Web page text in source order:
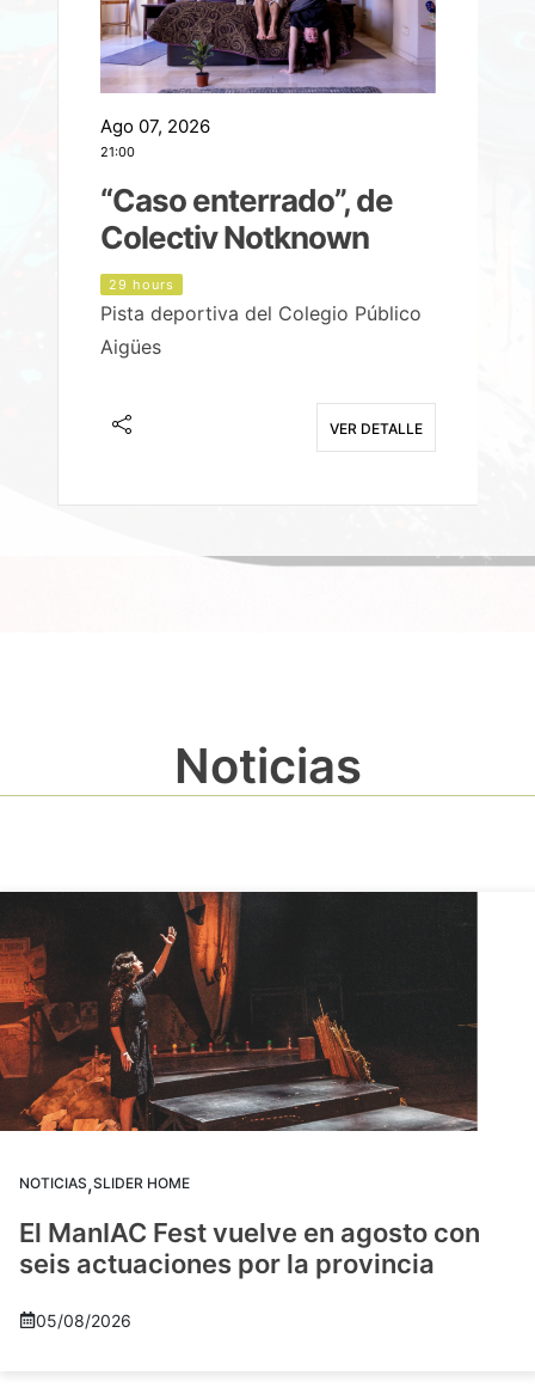
Ago 07, 2026
21:00
“Caso enterrado”, de
Colectiv Notknown
29 hours
Pista deportiva del Colegio Público
Aigües
VER DETALLE
Noticias
NOTICIAS,SLIDER HOME
El ManIAC Fest vuelve en agosto con
seis actuaciones por la provincia
05/08/2026